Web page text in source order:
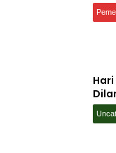
Hari